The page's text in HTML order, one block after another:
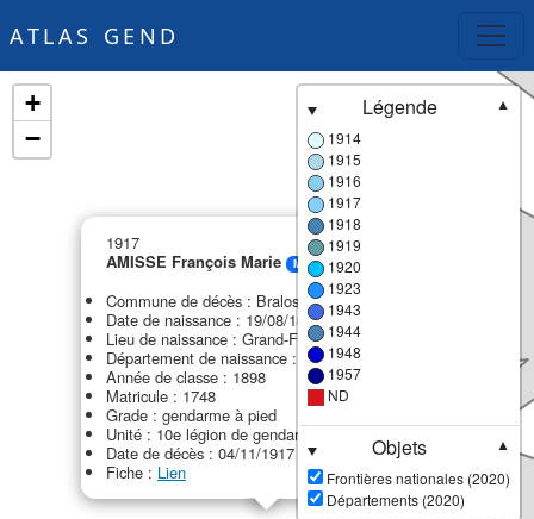
ATLAS GEND
1917
AMISSE François Marie
MPF
Commune de décès : Bralos
Date de naissance : 19/08/1878
Lieu de naissance : Grand-Fougeray
Département de naissance : 35 - Ille-et-Vilaine
Année de classe : 1898
Matricule : 1748
Grade : gendarme à pied
Unité : 10e légion de gendarmerie (10e LG)
Date de décès : 04/11/1917
Fiche : Lien
+
−
Légende
▼
1914
1915
1916
1917
1918
1919
1920
1923
1943
1944
1948
1957
ND
Objets
▼
Frontières nationales (2020)
Départements (2020)